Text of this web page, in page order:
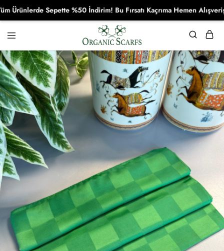
Organikscarf
Sepette %50 İndirim! Bu Fırsatı Kaçrıma Hemen Alışverişe